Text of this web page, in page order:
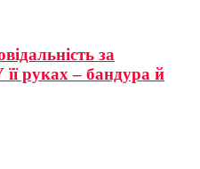
за
руках – бандура й